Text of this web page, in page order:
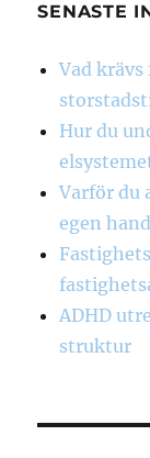
SENASTE
Vad
Hur du
Varför du
egen hand
ADHD
struktur